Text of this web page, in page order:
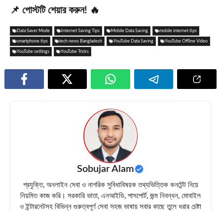
📌 পোস্টটি শেয়ার করুন! 🔥
Data Saver Mode Internet Saving Tips Mobile Data Saving mobile internet tips
smartphone tips tech news Bangladesh YouTube Data Saving YouTube Offline Video
YouTube settings YouTube Tricks
Sobujar Alam
প্রযুক্তি, অনলাইন সেবা ও নাগরিক সুবিধাবিষয়ক তথ্যভিত্তিক কনটেন্ট নিয়ে
নিয়মিত কাজ করি। সরকারি ভাতা, এনআইডি, পাসপোর্ট, জন্ম নিবন্ধন, মোবাইল
ও ইন্টারনেটসহ বিভিন্ন গুরুত্বপূর্ণ সেবা সহজ ভাষায় সবার কাছে তুলে ধরার চেষ্টা